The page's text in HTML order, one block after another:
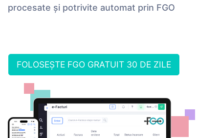
procesate și potrivite automat prin FGO
FOLOSEȘTE FGO GRATUIT 30 DE ZILE